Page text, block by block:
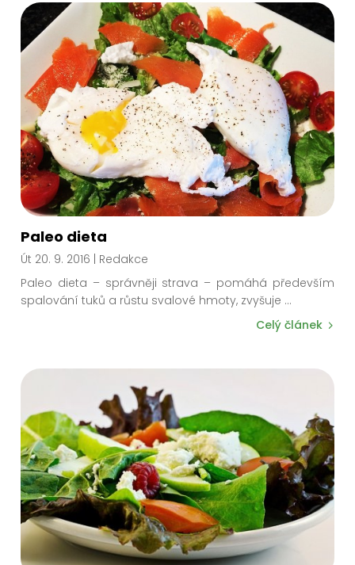
Paleo dieta
Út 20. 9. 2016 | Redakce
Paleo dieta – správněji strava – pomáhá především
spalování tuků a růstu svalové hmoty, zvyšuje ...
Celý článek